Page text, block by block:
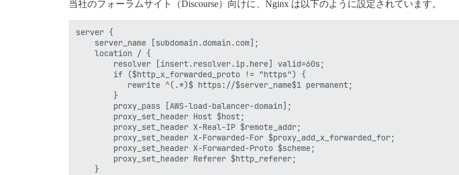
当社のフォーラムサイト（Discourse）向けに、Nginx は以下のように設定されています。
server {
    server_name [subdomain.domain.com];
    location / {
        resolver [insert.resolver.ip.here] valid=60s;
        if ($http_x_forwarded_proto != "https") {
           rewrite ^(.*)$ https://$server_name$1 permanent;
        }
        proxy_pass [AWS-load-balancer-domain];
        proxy_set_header Host $host;
        proxy_set_header X-Real-IP $remote_addr;
        proxy_set_header X-Forwarded-For $proxy_add_x_forwarded_for;
        proxy_set_header X-Forwarded-Proto $scheme;
        proxy_set_header Referer $http_referer;
    }